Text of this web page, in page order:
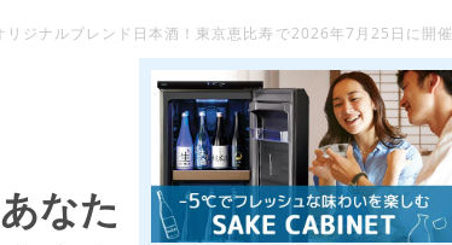
ジナルブレンド日本酒！東京恵比寿で2026年7月25日に開催
なた